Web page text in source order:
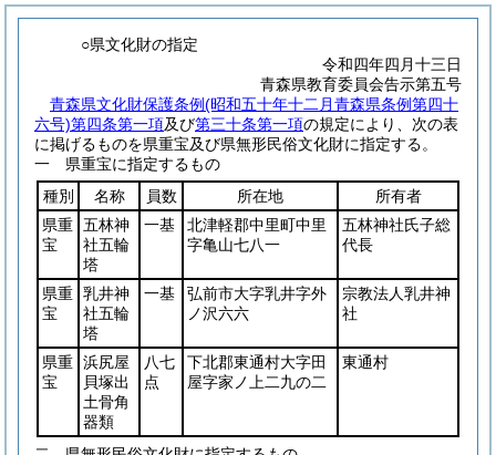
○県文化財の指定
令和四年四月十三日
青森県教育委員会告示第五号
青森県文化財保護条例(昭和五十年十二月青森県条例第四十
六号)第四条第一項及び第三十条第一項の規定により、次の表
に掲げるものを県重宝及び県無形民俗文化財に指定する。
一 県重宝に指定するもの
種別
名称 員数 所在地
所有者
県重
宝
五林神
社五輪
塔
一基
北津軽郡中里町中里
字亀山七八一
五林神社氏子総
代長
県重
宝
乳井神
社五輪
塔
一基
弘前市大字乳井字外
ノ沢六六
宗教法人乳井神
社
県重
宝
浜尻屋
貝塚出
土骨角
器類
八七
点
下北郡東通村大字田
屋字家ノ上二九の二
東通村